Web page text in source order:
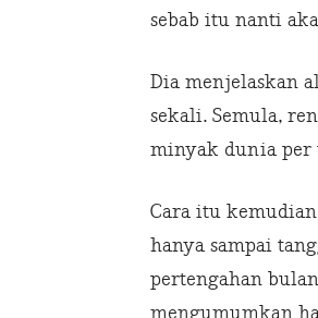
sebab itu nanti
Dia menjelaskan
sekali. Semula,
minyak dunia per
Cara itu
hanya sampai
pertengahan